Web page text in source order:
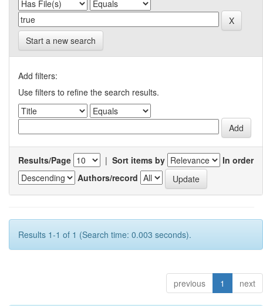
Start a new search
Add filters:
Use filters to refine the search results.
Results/Page | Sort items by
In order
Authors/record
Results 1-1 of 1 (Search time: 0.003 seconds).
previous 1 next